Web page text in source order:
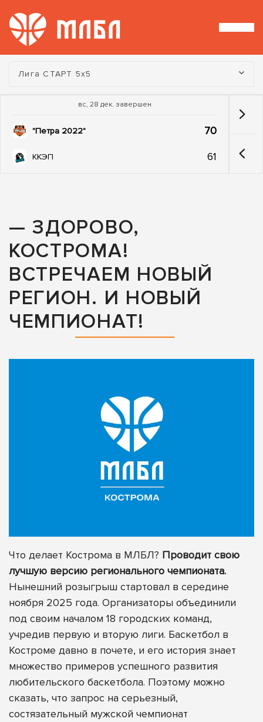
Турнир:
Лига СТАРТ 5х5
вс, 28 дек. завершен
"Петра 2022" 70
ККЭП 61
— ЗДОРОВО,
КОСТРOМА!
ВСТРЕЧАЕМ НОВЫЙ
РЕГИОН. И НОВЫЙ
ЧЕМПИОНАТ!
Что делает Кострома в МЛБЛ? Проводит свою
лучшую версию регионального чемпионата.
Нынешний розыгрыш стартовал в середине
ноября 2025 года. Организаторы объединили
под своим началом 18 городских команд,
учредив первую и вторую лиги. Баскетбол в
Костроме давно в почете, и его история знает
множество примеров успешного развития
любительского баскетбола. Поэтому можно
сказать, что запрос на серьезный,
состязательный мужской чемпионат